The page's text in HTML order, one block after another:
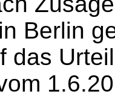
Berlin
das